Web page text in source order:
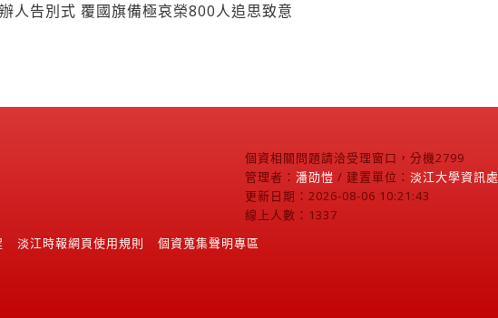
人告別式 覆國旗備極哀榮800人追思致意
個資相關問題請洽受理窗口，分機2799
管理者： 潘劭愷 / 建置單位： 淡江大學資訊處
更新日期：2026-08-06 10:21:43
線上人數：1337
淡江時報網頁使用規則 個資蒐集聲明專區